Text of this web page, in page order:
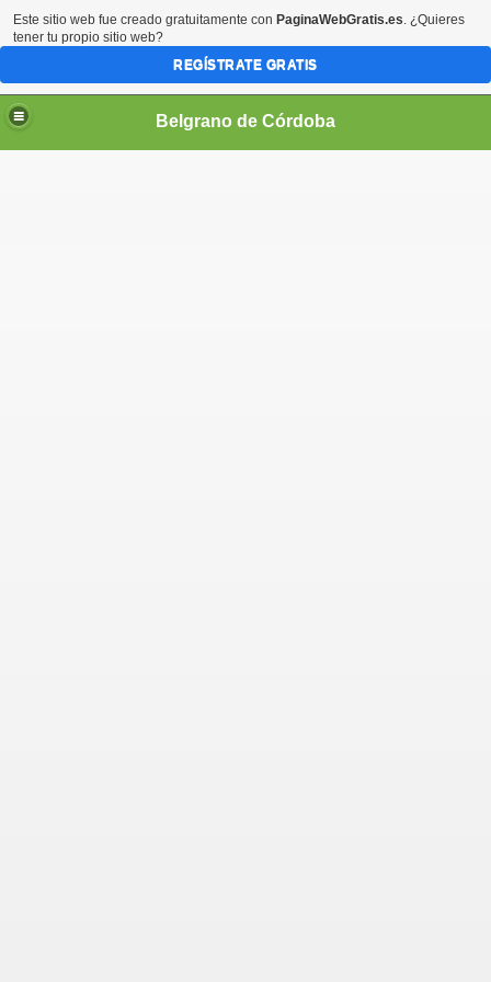
Belgrano de Córdoba
Este sitio web fue creado gratuitamente con PaginaWebGratis.es. ¿Quieres
tener tu propio sitio web?
REGÍSTRATE GRATIS